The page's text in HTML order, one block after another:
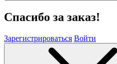
Спасибо за заказ!
Зарегистрироваться Войти